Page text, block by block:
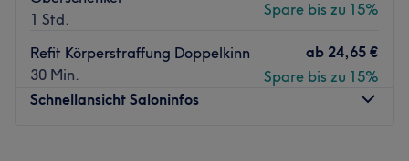
1 Std.
Spare bis zu 15%
Refit Körperstraffung Doppelkinn
30 Min.
ab 24,65 €
Spare bis zu 15%
Schnellansicht Saloninfos